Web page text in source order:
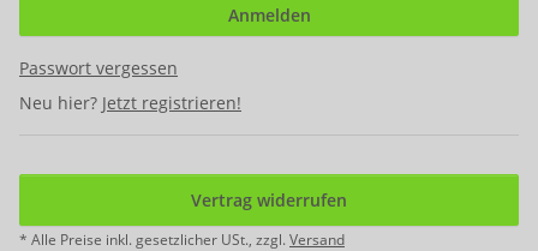
Anmelden
Passwort vergessen
Neu hier? Jetzt registrieren!
Vertrag widerrufen
* Alle Preise inkl. gesetzlicher USt., zzgl. Versand